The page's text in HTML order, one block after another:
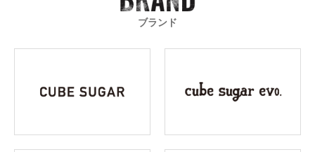
ブランド